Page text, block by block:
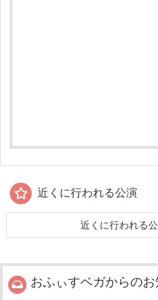
近くに行われる公演
近くに行われる
おふぃすベガからの